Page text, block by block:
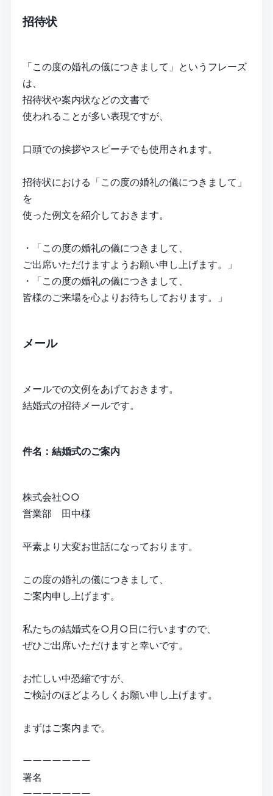
招待状
「この度の婚礼の儀につきまして」というフレーズ
は、
招待状や案内状などの文書で
使われることが多い表現ですが、
口頭での挨拶やスピーチでも使用されます。
招待状における「この度の婚礼の儀につきまして」
を
使った例文を紹介しておきます。
・「この度の婚礼の儀につきまして、
ご出席いただけますようお願い申し上げます。」
・「この度の婚礼の儀につきまして、
皆様のご来場を心よりお待ちしております。」
メール
メールでの文例をあげておきます。
結婚式の招待メールです。
件名：結婚式のご案内
株式会社○○
営業部 田中様
平素より大変お世話になっております。
この度の婚礼の儀につきまして、
ご案内申し上げます。
私たちの結婚式を○月○日に行いますので、
ぜひご出席いただけますと幸いです。
お忙しい中恐縮ですが、
ご検討のほどよろしくお願い申し上げます。
まずはご案内まで。
ーーーーーーー
署名